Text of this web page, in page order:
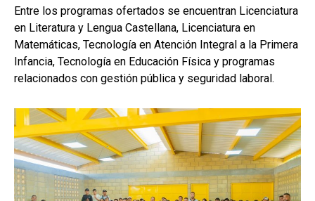
Entre los programas ofertados se encuentran Licenciatura
en Literatura y Lengua Castellana, Licenciatura en
Matemáticas, Tecnología en Atención Integral a la Primera
Infancia, Tecnología en Educación Física y programas
relacionados con gestión pública y seguridad laboral.